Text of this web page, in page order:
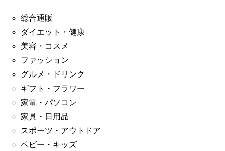
総合通販
ダイエット・健康
美容・コスメ
ファッション
グルメ・ドリンク
ギフト・フラワー
家電・パソコン
家具・日用品
スポーツ・アウトドア
ベビー・キッズ